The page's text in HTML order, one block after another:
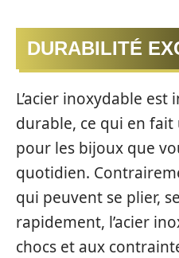
DURABILITÉ
L’acier inoxydable
durable, ce qui en
pour les bijoux que
quotidien.
qui peuvent se plier,
rapidement, l’acier
chocs et aux